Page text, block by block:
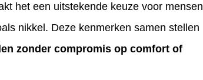
het een uitstekende keuze voor mensen
nikkel. Deze kenmerken samen stellen
zonder compromis op comfort of